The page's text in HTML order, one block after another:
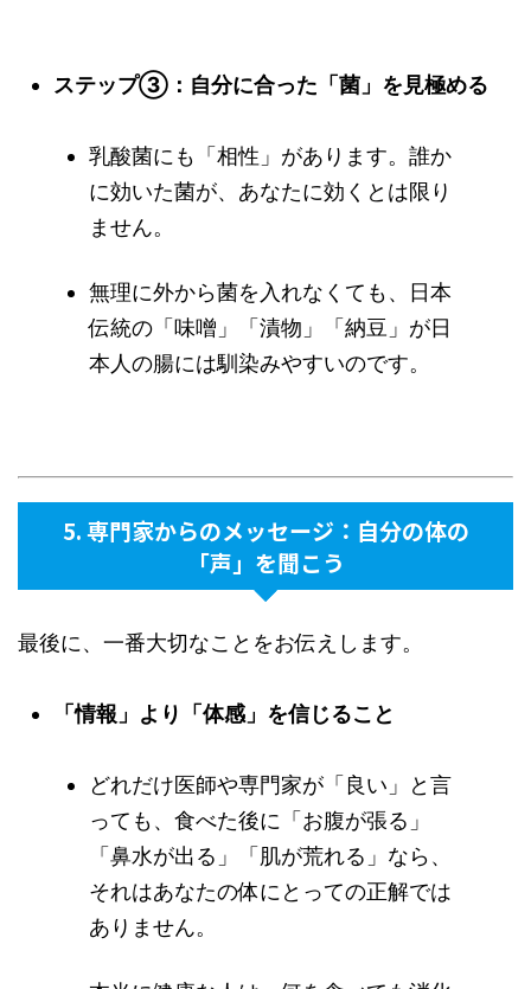
ステップ③：自分に合った「菌」を見極める
乳酸菌にも「相性」があります。誰か
に効いた菌が、あなたに効くとは限り
ません。
無理に外から菌を入れなくても、日本
伝統の「味噌」「漬物」「納豆」が日
本人の腸には馴染みやすいのです。
5. 専門家からのメッセージ：自分の体の
「声」を聞こう
最後に、一番大切なことをお伝えします。
「情報」より「体感」を信じること
どれだけ医師や専門家が「良い」と言
っても、食べた後に「お腹が張る」
「鼻水が出る」「肌が荒れる」なら、
それはあなたの体にとっての正解では
ありません。